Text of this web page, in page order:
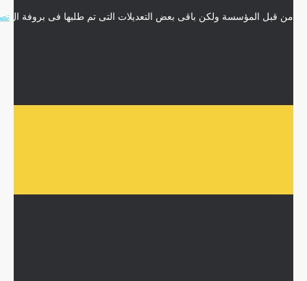
من قبل المؤسسة ولكن باقى بعض التعديلات التى تم طلبها فى بروفة ال